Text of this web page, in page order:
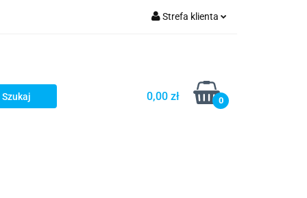
Strefa klienta
Dodaj zgłoszenie
0,00 zł 0